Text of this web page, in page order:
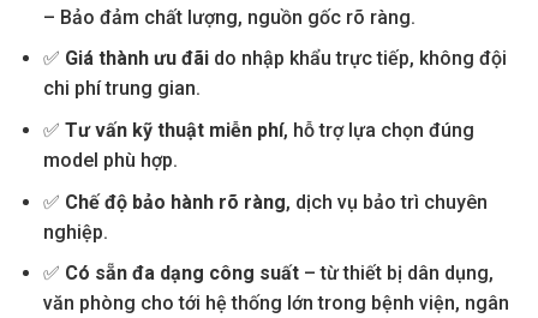
– Bảo đảm chất lượng, nguồn gốc rõ ràng.
✅ Giá thành ưu đãido nhập khẩu trực tiếp, không đội
chi phí trung gian.
✅ Tư vấn kỹ thuật miễn phí, hỗ trợ lựa chọn đúng
model phù hợp.
✅ Chế độ bảo hành rõ ràng, dịch vụ bảo trì chuyên
nghiệp.
✅ Có sẵn đa dạng công suất– từ thiết bị dân dụng,
văn phòng cho tới hệ thống lớn trong bệnh viện, ngân